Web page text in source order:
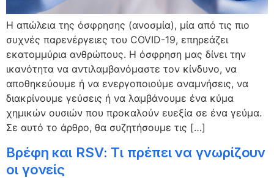
Η απώλεια της όσφρησης (ανοσμία), μία από τις πιο
συχνές παρενέργειες του COVID-19, επηρεάζει
εκατομμύρια ανθρώπους. Η όσφρηση μας δίνει την
ικανότητα να αντιλαμβανόμαστε τον κίνδυνο, να
αποθηκεύουμε ή να ενεργοποιούμε αναμνήσεις, να
διακρίνουμε γεύσεις ή να λαμβάνουμε ένα κύμα
χημικών ουσιών που προκαλούν ευεξία σε ένα γεύμα.
Σε αυτό το άρθρο, θα συζητήσουμε τις […]
Βρέφη και RSV: Τι πρέπει να γνωρίζουν
οι γονείς